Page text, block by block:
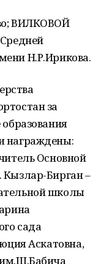
ВИЛКОВОЙ
Н.Р.Ирикова.
за
награждены:
Основной
Бирган –
школы
сада
Аскатовна,